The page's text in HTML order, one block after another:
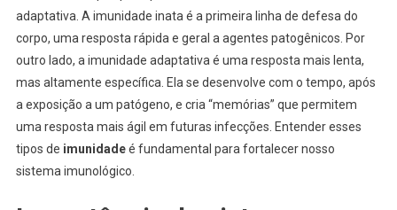
adaptativa. A imunidade inata é a primeira linha de defesa do
corpo, uma resposta rápida e geral a agentes patogênicos. Por
outro lado, a imunidade adaptativa é uma resposta mais lenta,
mas altamente específica. Ela se desenvolve com o tempo, após
a exposição a um patógeno, e cria “memórias” que permitem
uma resposta mais ágil em futuras infecções. Entender esses
tipos de imunidadeé fundamental para fortalecer nosso
sistema imunológico.